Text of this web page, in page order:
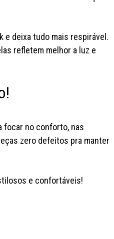
e deixa tudo mais respirável.
refletem melhor a luz e
focar no conforto, nas
zero defeitos pra manter
e confortáveis!